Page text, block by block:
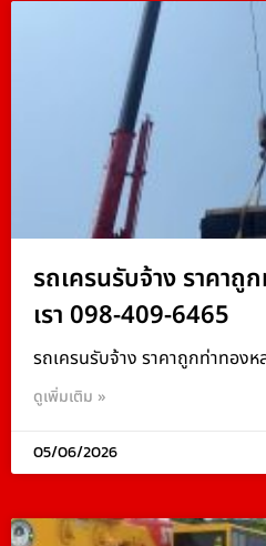
รถเครนรับจ้าง ราคา
เรา 098-409-6465
รถเครนรับจ้าง ราคาถูกท่าทองห
ดูเพิ่มเติม »
05/06/2026